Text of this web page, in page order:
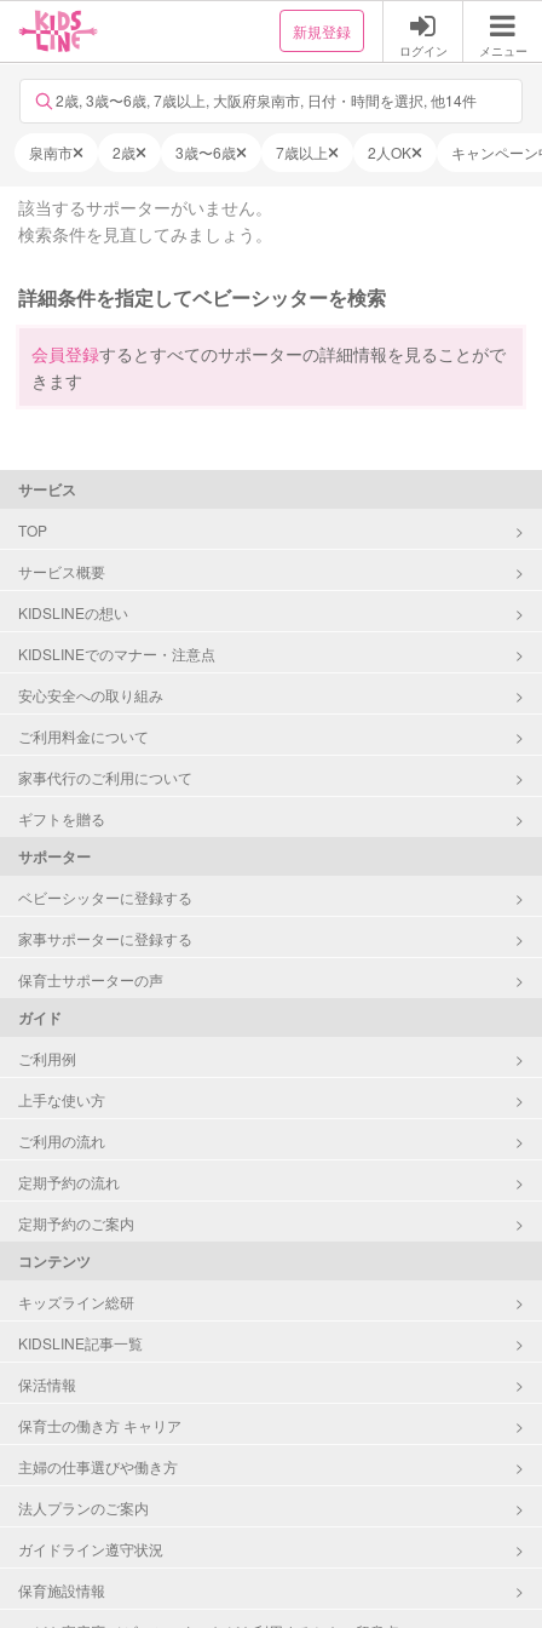
新規登録
ログイン メニュー
2歳, 3歳〜6歳, 7歳以上, 大阪府泉南市, 日付・時間を選択, 他14件
泉南市 2歳 3歳〜6歳 7歳以上 2人OK キャンペーン
該当するサポーターがいません。
検索条件を見直してみましょう。
詳細条件を指定してベビーシッターを検索
会員登録するとすべてのサポーターの詳細情報を見ることがで
きます
サービス
TOP
サービス概要
KIDSLINEの想い
KIDSLINEでのマナー・注意点
安心安全への取り組み
ご利用料金について
家事代行のご利用について
ギフトを贈る
サポーター
ベビーシッターに登録する
家事サポーターに登録する
保育士サポーターの声
ガイド
ご利用例
上手な使い方
ご利用の流れ
定期予約の流れ
定期予約のご案内
コンテンツ
キッズライン総研
KIDSLINE記事一覧
保活情報
保育士の働き方 キャリア
主婦の仕事選びや働き方
法人プランのご案内
ガイドライン遵守状況
保育施設情報